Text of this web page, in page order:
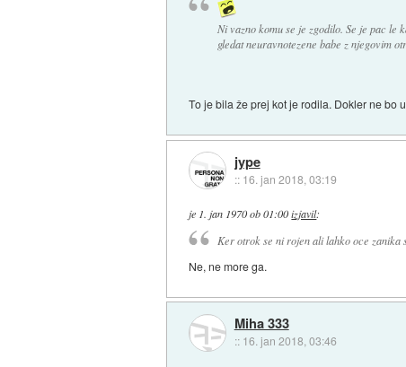
Ni vazno komu se je zgodilo. Se je pac le
gledat neuravnotezene babe z njegovim
To je bila že prej kot je rodila. Dokler ne bo
jype
:: 16. jan 2018, 03:19
je 1. jan 1970 ob 01:00 izjavil:
Ker otrok se ni rojen ali lahko oce zanika
Ne, ne more ga.
Miha 333
:: 16. jan 2018, 03:46